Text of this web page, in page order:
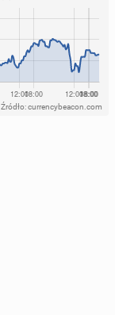
Źródło: currencybeacon.com